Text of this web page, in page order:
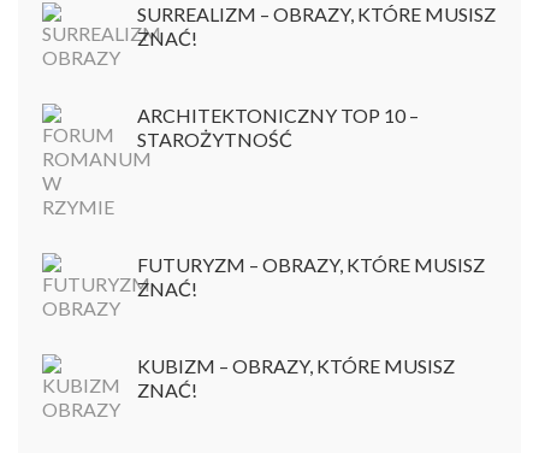
SURREALIZM – OBRAZY, KTÓRE MUSISZ
ZNAĆ!
ARCHITEKTONICZNY TOP 10 –
STAROŻYTNOŚĆ
FUTURYZM – OBRAZY, KTÓRE MUSISZ
ZNAĆ!
KUBIZM – OBRAZY, KTÓRE MUSISZ
ZNAĆ!